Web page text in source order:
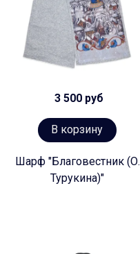
3 500 руб
В корзину
Шарф "Благовестник (О.
Турукина)"